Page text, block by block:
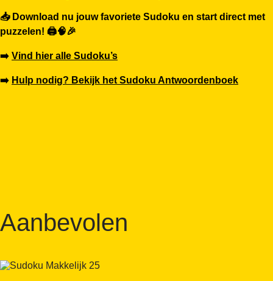
📥 Download nu jouw favoriete Sudoku en start direct met
puzzelen! 🖨️🧠🎉
➡️ Vind hier alle Sudoku’s
➡️ Hulp nodig? Bekijk het Sudoku Antwoordenboek
Aanbevolen